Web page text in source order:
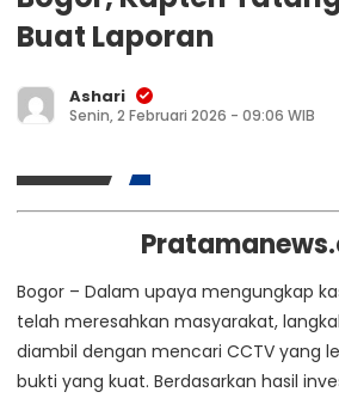
Buat Laporan
Ashari
Senin, 2 Februari 2026 - 09:06 WIB
Bogor – Dalam upaya mengungkap
telah meresahkan masyarakat,
diambil dengan mencari CCTV yang
bukti yang kuat. Berdasarkan hasil